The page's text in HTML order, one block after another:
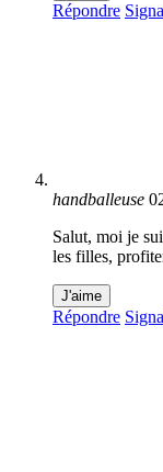
Répondre
handballeuse
Salut, moi je
les filles,
J'aime
Répondre